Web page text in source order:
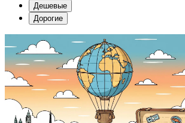
Дешевые
Дорогие